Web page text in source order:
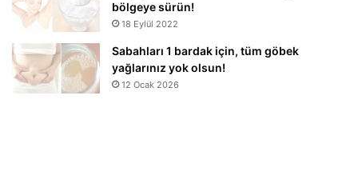
bölgeye sürün!
18 Eylül 2022
Sabahları 1 bardak için, tüm göbek
yağlarınız yok olsun!
12 Ocak 2026